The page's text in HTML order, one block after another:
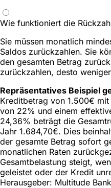
Wie funktioniert die
Sie müssen monatlich
Saldos zurückzahlen. Sie
den gesamten Betrag
zurückzahlen, desto
Repräsentatives Beispiel
Kreditbetrag von 1.500€
von 22% und einem
24,36% beträgt die
Jahr 1.684,70€. Dies
der gesamte Betrag sofort
monatlichen Raten
Gesamtbelastung steigt,
geleistet oder der Kredit
Herausgeber: Multitude